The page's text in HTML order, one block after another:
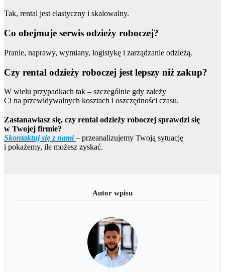
Tak, rental jest elastyczny i skalowalny.
Co obejmuje serwis odzieży roboczej?
Pranie, naprawy, wymiany, logistykę i zarządzanie odzieżą.
Czy rental odzieży roboczej jest lepszy niż zakup?
W wielu przypadkach tak – szczególnie gdy zależy
Ci na przewidywalnych kosztach i oszczędności czasu.
Zastanawiasz się, czy rental odzieży roboczej sprawdzi się
w Twojej firmie?
Skontaktuj się z nami– przeanalizujemy Twoją sytuację
i pokażemy, ile możesz zyskać.